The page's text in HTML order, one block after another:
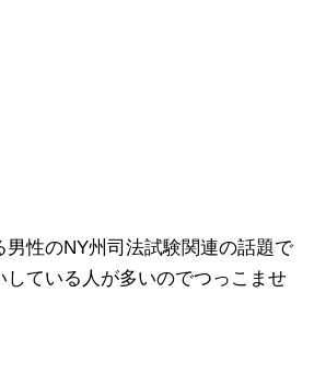
男性のNY州司法試験関連の話題で
している人が多いのでつっこませ